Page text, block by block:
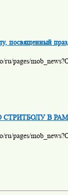
посвященный
pages/
В
pages/